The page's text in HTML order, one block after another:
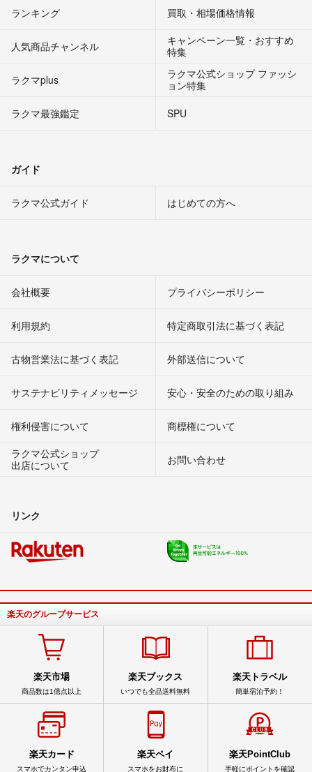
ランキング 買取・相場価格情報
人気商品チャンネル
キャンペーン一覧・おすすめ
特集
ラクマplus
ラクマ公式ショップ ファッシ
ョン特集
ラクマ最強鑑定
SPU
ガイド
ラクマ公式ガイド はじめての方へ
ラクマについて
会社概要 プライバシーポリシー
利用規約 特定商取引法に基づく表記
古物営業法に基づく表記 外部送信について
サステナビリティメッセージ 安心・安全のための取り組み
権利侵害について
商標権について
ラクマ公式ショップ
出店について
お問い合わせ
リンク
楽天のグループサービス
楽天市場
商品数は1億点以上
楽天ブックス
いつでも全品送料無料
楽天トラベル
簡単宿泊予約！
楽天カード
スマホでカンタン申込
楽天ペイ
スマホをお財布に
楽天PointClub
手軽にポイントを確認